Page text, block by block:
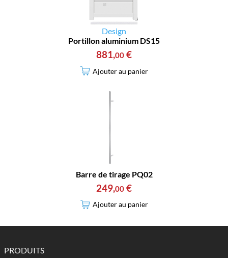
Design
Portillon aluminium DS15
881,00 €
Ajouter au panier
Barre de tirage PQ02
249,00 €
Ajouter au panier
PRODUITS